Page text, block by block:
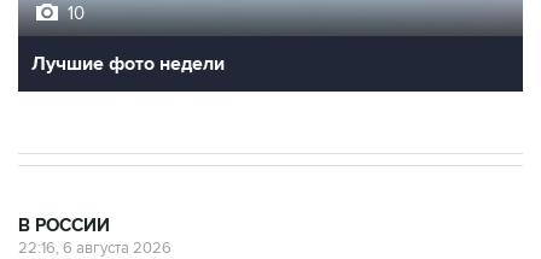
10
Лучшие фото недели
В РОССИИ
22:16, 6 августа 2026